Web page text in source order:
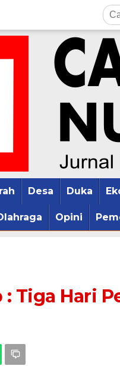
Desa Duka
Opini
: Tiga Hari